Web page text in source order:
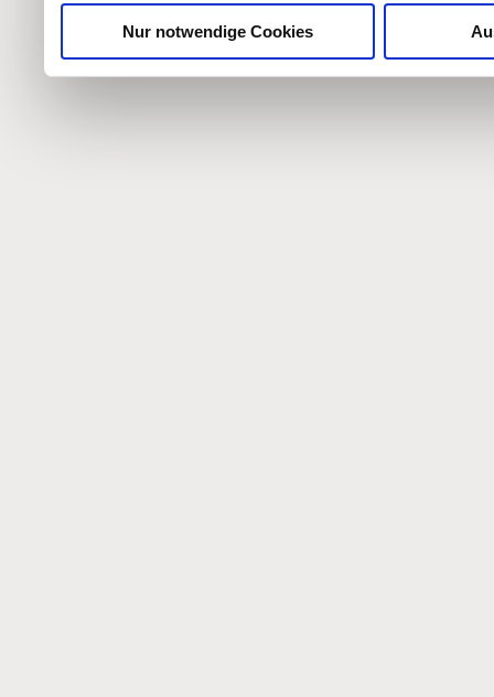
Nur notwendige Cookies